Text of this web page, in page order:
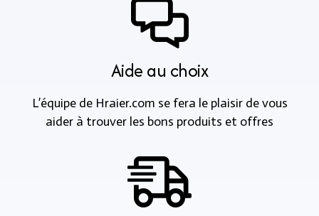
Aide au choix
L’équipe de Hraier.com se fera le plaisir de vous
aider à trouver les bons produits et offres